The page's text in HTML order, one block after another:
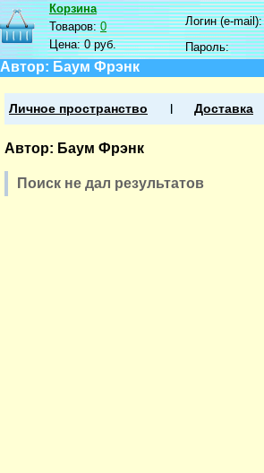
Корзина
Товаров:0
Цена:0 руб.
Логин (e-mail):
Пароль:
Автор: Баум Фрэнк
Личное пространство Доставка
Автор: Баум Фрэнк
Поиск не дал результатов